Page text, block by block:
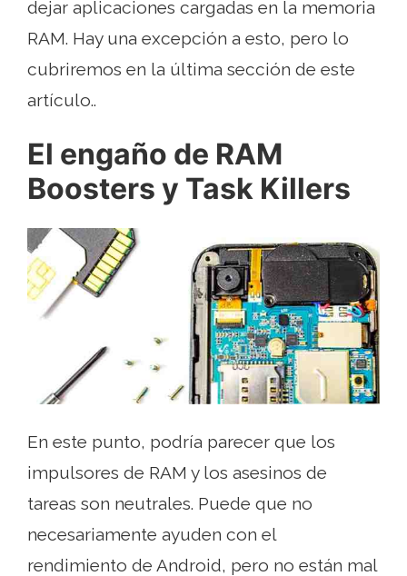
dejar aplicaciones cargadas en la memoria
RAM. Hay una excepción a esto, pero lo
cubriremos en la última sección de este
artículo..
El engaño de RAM
Boosters y Task Killers
En este punto, podría parecer que los
impulsores de RAM y los asesinos de
tareas son neutrales. Puede que no
necesariamente ayuden con el
rendimiento de Android, pero no están mal